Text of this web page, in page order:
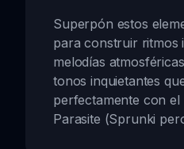
Superpón estos
para construir ritmos
melodías
tonos inquietantes
perfectamente con el
Parasite (Sprunki